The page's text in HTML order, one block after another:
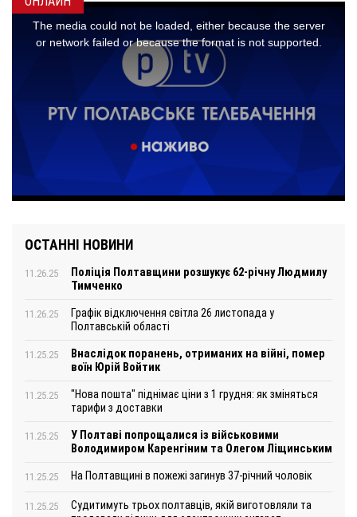
ОСТАННІ НОВИНИ
11.26.25
Поліція Полтавщини розшукує 62-річну Людмилу
Тимченко
11.26.25
Графік відключення світла 26 листопада у
Полтавській області
11.25.25
Внаслідок поранень, отриманих на війні, помер
воїн Юрій Войтик
11.25.25
"Нова пошта" піднімає ціни з 1 грудня: як зміняться
тарифи з доставки
11.25.25
У Полтаві попрощалися із військовими
Володимиром Каренгіним та Олегом Ліщинським
11.25.25 На Полтавщині в пожежі загинув 37-річний чоловік
11.25.25
Судитимуть трьох полтавців, якій виготовляли та